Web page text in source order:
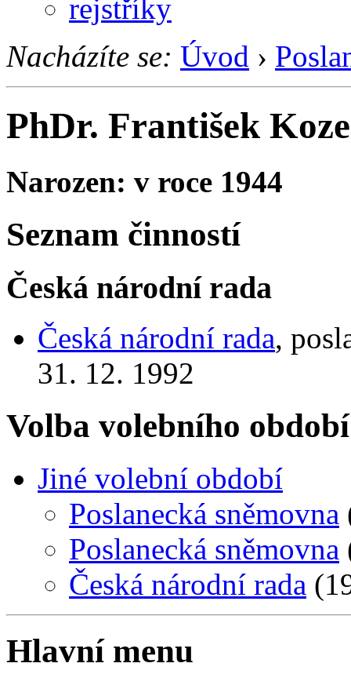
rejstříky
Nacházíte se: Úvod ›
PhDr. František
Narozen: v roce 1944
Seznam činností
Česká národní rada
Česká národní rada,
31. 12. 1992
Volba volebního období
Jiné volební období
Poslanecká sněmovna
Poslanecká sněmovna
Česká národní rada
Hlavní menu